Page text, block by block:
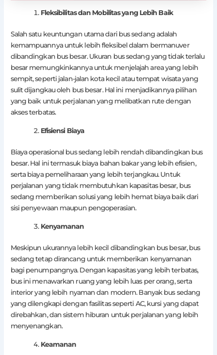
Fleksibilitas dan Mobilitas yang Lebih Baik
Salah satu keuntungan utama dari bus sedang adalah
kemampuannya untuk lebih fleksibel dalam bermanuver
dibandingkan bus besar. Ukuran bus sedang yang tidak terlalu
besar memungkinkannya untuk menjelajah area yang lebih
sempit, seperti jalan-jalan kota kecil atau tempat wisata yang
sulit dijangkau oleh bus besar. Hal ini menjadikannya pilihan
yang baik untuk perjalanan yang melibatkan rute dengan
akses terbatas.
Efisiensi Biaya
Biaya operasional bus sedang lebih rendah dibandingkan bus
besar. Hal ini termasuk biaya bahan bakar yang lebih efisien,
serta biaya pemeliharaan yang lebih terjangkau. Untuk
perjalanan yang tidak membutuhkan kapasitas besar, bus
sedang memberikan solusi yang lebih hemat biaya baik dari
sisi penyewaan maupun pengoperasian.
Kenyamanan
Meskipun ukurannya lebih kecil dibandingkan bus besar, bus
sedang tetap dirancang untuk memberikan kenyamanan
bagi penumpangnya. Dengan kapasitas yang lebih terbatas,
bus ini menawarkan ruang yang lebih luas per orang, serta
interior yang lebih nyaman dan modern. Banyak bus sedang
yang dilengkapi dengan fasilitas seperti AC, kursi yang dapat
direbahkan, dan sistem hiburan untuk perjalanan yang lebih
menyenangkan.
Keamanan